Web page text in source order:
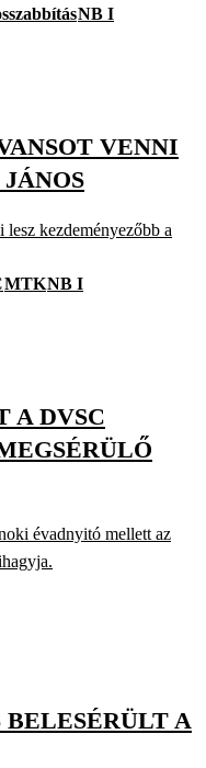
NB I
VENNI
kezdeményezőbb a
MTKNB I
A DVSC
évadnyitó mellett az
A